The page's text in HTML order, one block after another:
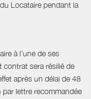
Locataire pendant la
à l’une de ses
contrat sera résilié de
après un délai de 48
lettre recommandée